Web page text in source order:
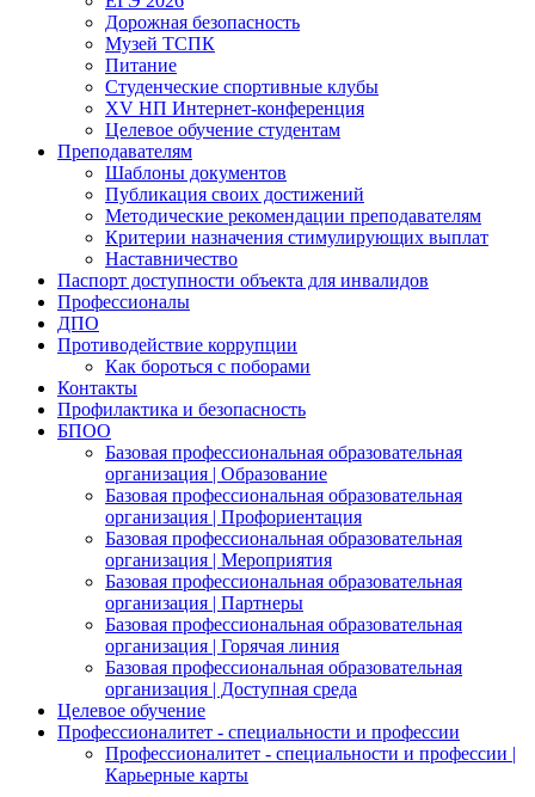
Дорожная безопасность
Музей ТСПК
Питание
Студенческие спортивные клубы
XV НП Интернет-конференция
Целевое обучение студентам
Преподавателям
Шаблоны документов
Публикация своих достижений
Методические рекомендации преподавателям
Критерии назначения стимулирующих выплат
Наставничество
Паспорт доступности объекта для инвалидов
Профессионалы
ДПО
Противодействие коррупции
Как бороться с поборами
Контакты
Профилактика и безопасность
БПОО
Базовая профессиональная образовательная
организация | Образование
Базовая профессиональная образовательная
организация | Профориентация
Базовая профессиональная образовательная
организация | Мероприятия
Базовая профессиональная образовательная
организация | Партнеры
Базовая профессиональная образовательная
организация | Горячая линия
Базовая профессиональная образовательная
организация | Доступная среда
Целевое обучение
Профессионалитет - специальности и профессии
Профессионалитет - специальности и профессии |
Карьерные карты